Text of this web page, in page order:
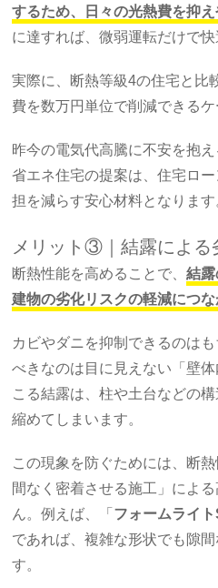
するため、日々の光熱費を抑
に達すれば、微弱運転だけで
実際に、断熱等級4の住宅と比
費を数万円単位で削減できる
昨今の電気代高騰に不安を抱
省エネ住宅の提案は、住宅ロ
担を減らす安心材料となります
メリット③｜結露による
断熱性能を高めることで、結露
建物の劣化リスクの軽減につな
カビやダニを抑制できるのは
べきなのは目に見えない「壁
こる結露は、柱や土台などの
縮めてしまいます。
この現象を防ぐためには、断
間なく密着させる施工」によ
ん。例えば、「 フォームライ
であれば、複雑な形状でも隙
す。